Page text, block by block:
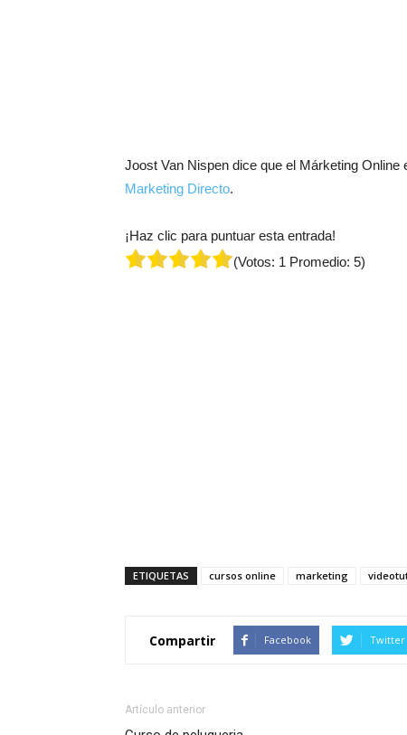
Joost Van Nispen dice que el Márketing
Marketing Directo.
¡Haz clic para puntuar esta entrada!
(Votos: 1 Promedio: 5)
ETIQUETAS cursos online marketing
Compartir Facebook Twitter
Artículo anterior